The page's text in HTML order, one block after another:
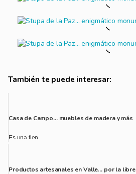
También te puede interesar:
Casa de Campo… muebles de madera y más
Es una tien...
Productos artesanales en Valle… por la libre